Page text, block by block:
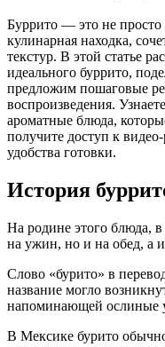
Буррито — это не просто
кулинарная находка,
текстур. В этой статье
идеального буррито,
предложим пошаговые
воспроизведения.
ароматные блюда,
получите доступ к
удобства готовки.
История
На родине этого блюда,
на ужин, но и на обед, а
Слово «бурито» в
название могло
напоминающей ослиные
В Мексике бурито